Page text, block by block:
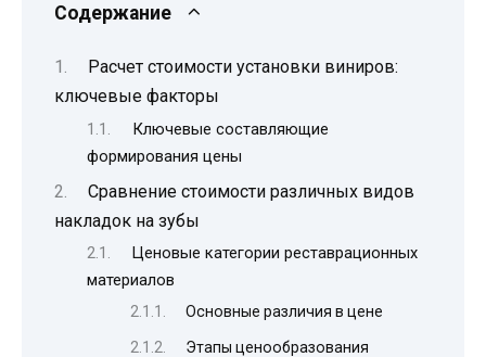
Содержание
Расчет стоимости установки виниров:
ключевые факторы
Ключевые составляющие
формирования цены
Сравнение стоимости различных видов
накладок на зубы
Ценовые категории реставрационных
материалов
Основные различия в цене
Этапы ценообразования